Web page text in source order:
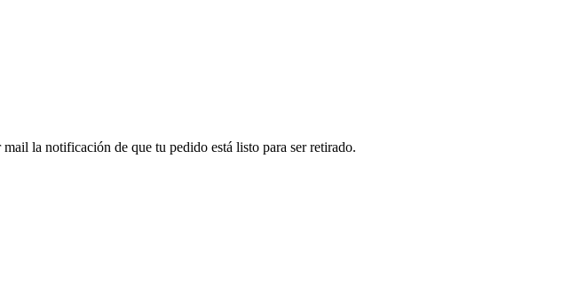
la notificación de que tu pedido está listo para ser retirado.